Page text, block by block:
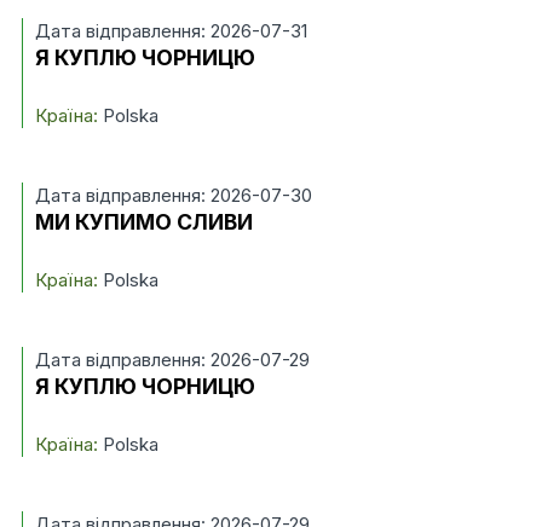
Дата відправлення: 2026-07-31
Я КУПЛЮ ЧОРНИЦЮ
Країна: Polska
Дата відправлення: 2026-07-30
МИ КУПИМО СЛИВИ
Країна: Polska
Дата відправлення: 2026-07-29
Я КУПЛЮ ЧОРНИЦЮ
Країна: Polska